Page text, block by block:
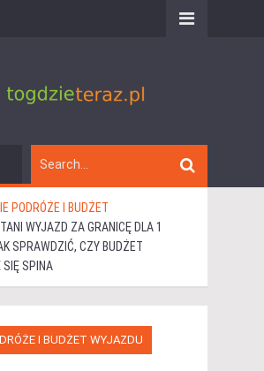
PODRÓŻE I BUDŻET
TANI WYJAZD ZA GRANICĘ DLA 1
SPRAWDZIĆ, CZY BUDŻET
SIĘ SPINA
I BUDŻET WYJAZDU